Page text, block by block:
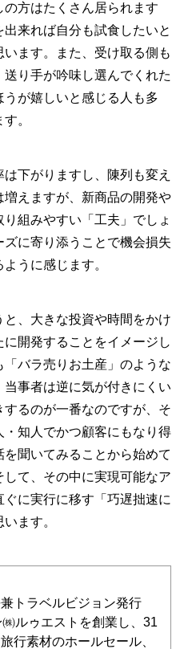
方はたくさん居られます
来れば自分も試食したいと
ます。また、受け取る側も
り手が吟味し選んでくれた
が嬉しいと感じる人も多
。
下がりますし、陳列も変え
えますが、新商品の開発や
組みやすい「工夫」でしょ
に寄り添うことで機会損失
うに感じます。
、大きな投資や時間をかけ
開発することをイメージし
バラ売りお土産」のような
事者は逆に気が付きにくい
るのが一番なのですが、そ
知人でかつ顧客にもなり得
聞いてみることから始めて
て、その中に実現可能なア
に実行に移す「巧遅拙速に
ます。
トラベルビジョン発行
ルゥエストを創業し、31
行素材のホールセール、